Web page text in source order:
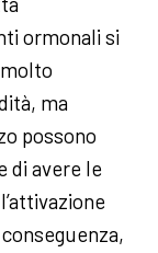
ormonali si
ma
possono
di avere le